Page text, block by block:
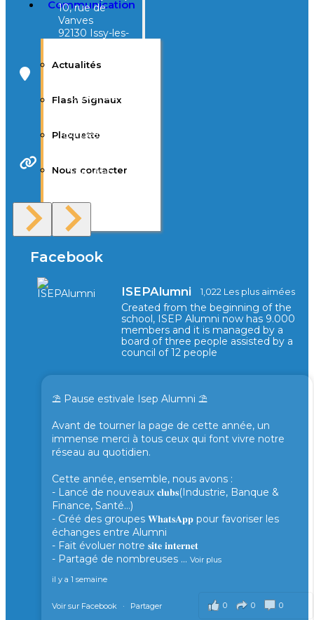
Communication
Actualités
Flash Signaux
Plaquette
Nous contacter
F.A.Q
10, rue de
Vanves
92130 Issy-les-
40, avenue
d’Eysines
Bordeaux
Site Web
Facebook
ISEPAlumni 1,022 Les plus aimées
Created from the beginning of the
school, ISEP Alumni now has 9.000
members and it is managed by a
board of three people assisted by a
council of 12 people
⛱️ Pause estivale Isep Alumni ⛱️
Avant de tourner la page de cette année, un
immense merci à tous ceux qui font vivre notre
réseau au quotidien.
Cette année, ensemble, nous avons :
- Lancé de nouveaux 𝐜𝐥𝐮𝐛𝐬(Industrie, Banque &
Finance, Santé...)
- Créé des groupes 𝐖𝐡𝐚𝐭𝐬𝐀𝐩𝐩 pour favoriser les
échanges entre Alumni
- Fait évoluer notre 𝐬𝐢𝐭𝐞 𝐢𝐧𝐭𝐞𝐫𝐧𝐞𝐭
- Partagé de nombreuses ... Voir plus
il y a 1 semaine
0 0 0
Voir sur Facebook · Partager